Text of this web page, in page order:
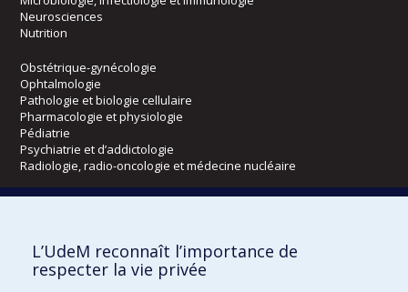
Neurosciences
Nutrition
Obstétrique-gynécologie
Ophtalmologie
Pathologie et biologie cellulaire
Pharmacologie et physiologie
Pédiatrie
Psychiatrie et d’addictologie
Radiologie, radio-oncologie et médecine nucléaire
Kinésiologie et des sciences de l’activité physique
Orthophonie et audiologie
L’UdeM reconnaît l’importance de
respecter la vie privée